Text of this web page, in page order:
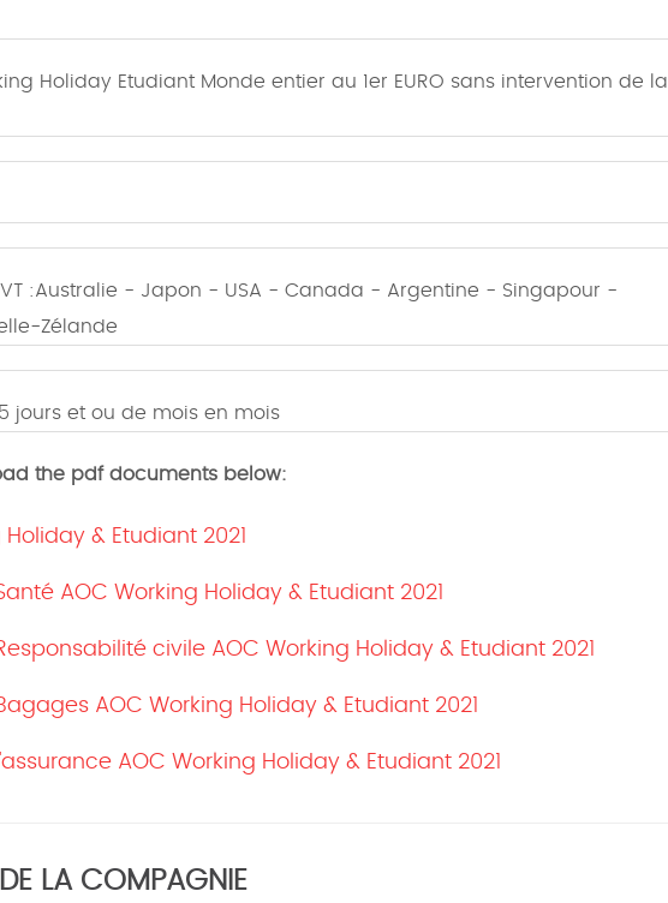
Holiday Etudiant Monde entier au 1er EURO sans intervention de la
:Australie - Japon - USA - Canada - Argentine - Singapour -
Zélande
jours et ou de mois en mois
the pdf documents below:
& Etudiant 2021
AOC Working Holiday & Etudiant 2021
civile AOC Working Holiday & Etudiant 2021
AOC Working Holiday & Etudiant 2021
AOC Working Holiday & Etudiant 2021
DE LA COMPAGNIE